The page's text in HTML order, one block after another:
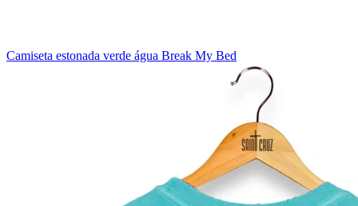
Camiseta estonada verde água Break My Bed